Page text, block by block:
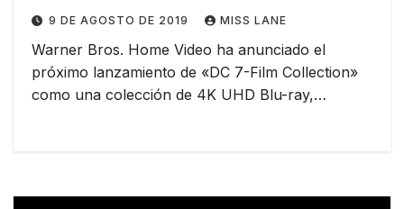
9 DE AGOSTO DE 2019 MISS LANE
Warner Bros. Home Video ha anunciado el
próximo lanzamiento de «DC 7-Film Collection»
como una colección de 4K UHD Blu-ray,…